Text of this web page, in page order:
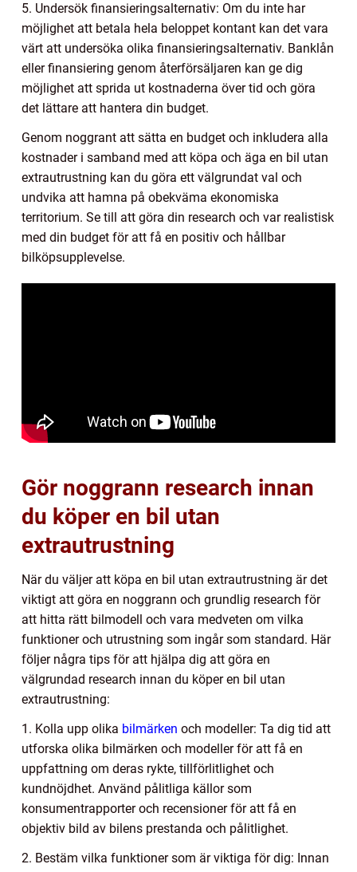
5. Undersök finansieringsalternativ: Om du inte har
möjlighet att betala hela beloppet kontant kan det vara
värt att undersöka olika finansieringsalternativ. Banklån
eller finansiering genom återförsäljaren kan ge dig
möjlighet att sprida ut kostnaderna över tid och göra
det lättare att hantera din budget.
Genom noggrant att sätta en budget och inkludera alla
kostnader i samband med att köpa och äga en bil utan
extrautrustning kan du göra ett välgrundat val och
undvika att hamna på obekväma ekonomiska
territorium. Se till att göra din research och var realistisk
med din budget för att få en positiv och hållbar
bilköpsupplevelse.
Gör noggrann research innan
du köper en bil utan
extrautrustning
När du väljer att köpa en bil utan extrautrustning är det
viktigt att göra en noggrann och grundlig research för
att hitta rätt bilmodell och vara medveten om vilka
funktioner och utrustning som ingår som standard. Här
följer några tips för att hjälpa dig att göra en
välgrundad research innan du köper en bil utan
extrautrustning:
1. Kolla upp olika bilmärken och modeller: Ta dig tid att
utforska olika bilmärken och modeller för att få en
uppfattning om deras rykte, tillförlitlighet och
kundnöjdhet. Använd pålitliga källor som
konsumentrapporter och recensioner för att få en
objektiv bild av bilens prestanda och pålitlighet.
2. Bestäm vilka funktioner som är viktiga för dig: Innan